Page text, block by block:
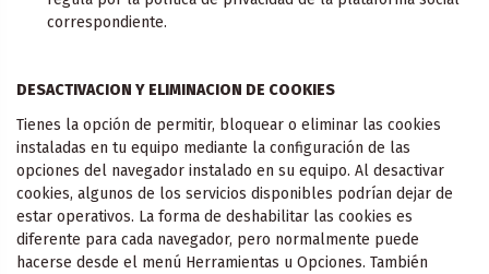
correspondiente.
DESACTIVACION Y ELIMINACION DE COOKIES
Tienes la opción de permitir, bloquear o eliminar las cookies
instaladas en tu equipo mediante la configuración de las
opciones del navegador instalado en su equipo. Al desactivar
cookies, algunos de los servicios disponibles podrían dejar de
estar operativos. La forma de deshabilitar las cookies es
diferente para cada navegador, pero normalmente puede
hacerse desde el menú Herramientas u Opciones. También